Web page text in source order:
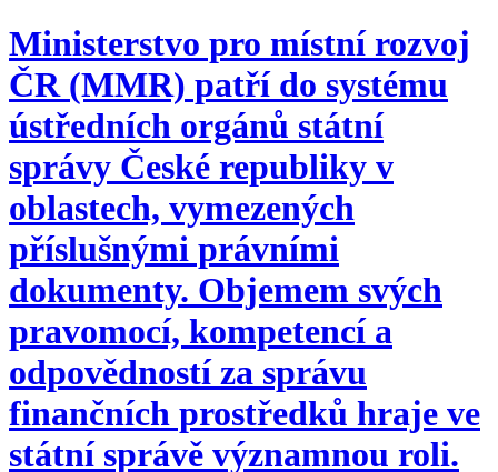
Ministerstvo pro místní rozvoj
ČR (MMR) patří do systému
ústředních orgánů státní
správy České republiky v
oblastech, vymezených
příslušnými právními
dokumenty. Objemem svých
pravomocí, kompetencí a
odpovědností za správu
finančních prostředků hraje ve
státní správě významnou roli.